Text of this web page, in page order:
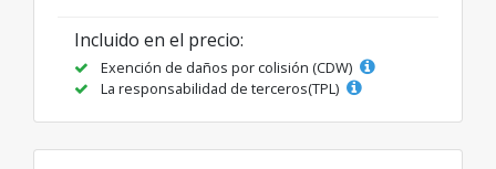
Incluido en el precio:
Exención de daños por colisión (CDW)
La responsabilidad de terceros(TPL)